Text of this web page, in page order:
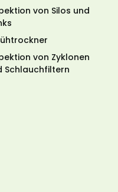
von Silos und
von Zyklonen
Schlauchfiltern